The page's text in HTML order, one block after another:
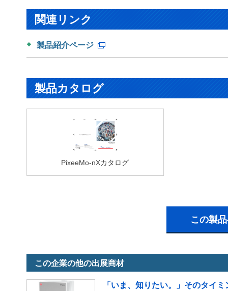
関連リンク
製品紹介ページ
製品カタログ
PixeeMo-nXカタログ
この製
この企業の他の出展商材
「いま、知りたい。」そのタイ